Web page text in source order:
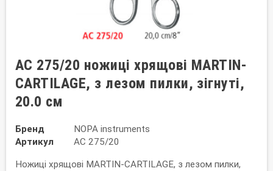
AC 275/20 ножиці хрящові MARTIN-
CARTILAGE, з лезом пилки, зігнуті,
20.0 см
Бренд
NOPA instruments
Артикул
AC 275/20
Ножиці хрящові MARTIN-CARTILAGE, з лезом пилки,